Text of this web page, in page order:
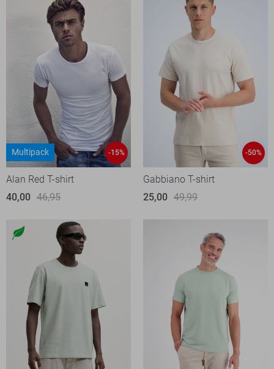
Multipack -15%
Alan Red T-shirt
40,00 46,95
-50%
Gabbiano T-shirt
25,00 49,99